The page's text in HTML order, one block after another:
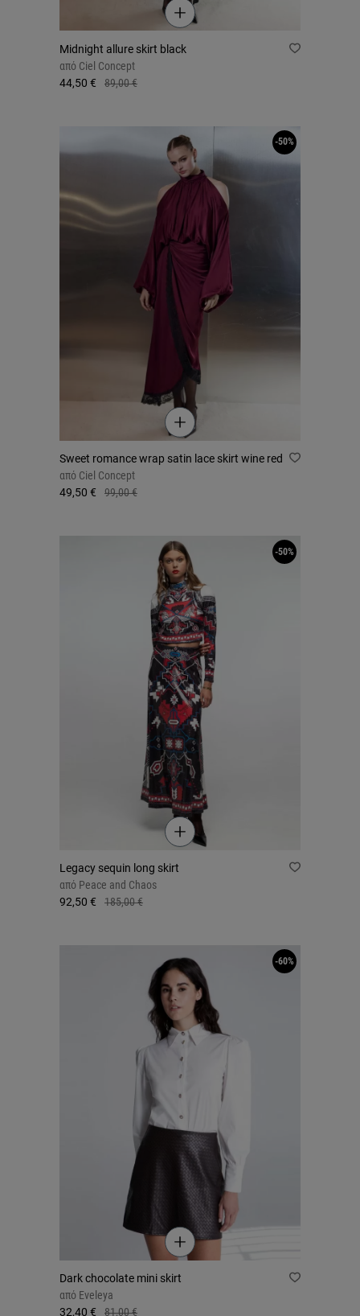
Midnight allure skirt black
από Ciel Concept
44,50 €
89,00 €
Sweet romance wrap satin lace skirt wine red
από Ciel Concept
49,50 €
99,00 €
-50%
Legacy sequin long skirt
από Peace and Chaos
92,50 €
185,00 €
-50%
Dark chocolate mini skirt
από Eveleya
32,40 €
81,00 €
-60%